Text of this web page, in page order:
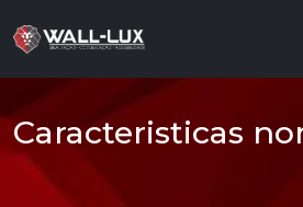
Caracteristicas